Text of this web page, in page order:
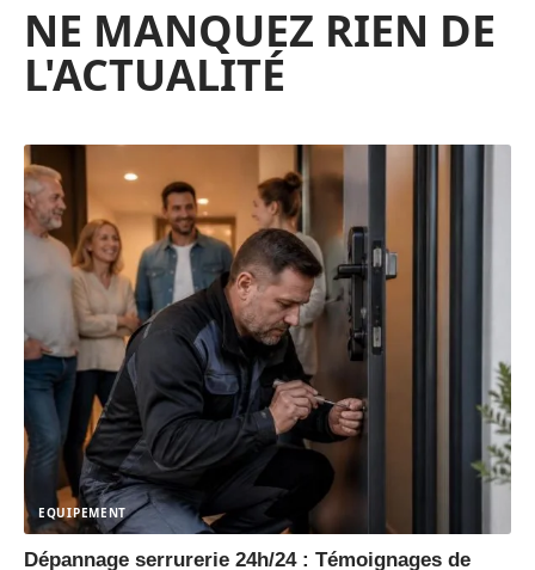
NE MANQUEZ RIEN DE
L'ACTUALITÉ
EQUIPEMENT
Dépannage serrurerie 24h/24 : Témoignages de